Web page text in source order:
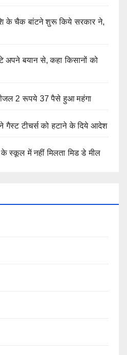
के चैक बांटने शुरू किये सरकार ने,
बयान से, कहा किसानों को
2 रूपये 37 पैसे हुआ महंगा
ने गैस्ट टीचर्स को हटाने के दिये आदेश
स्कूल में नहीं मिलता मिड डे मील